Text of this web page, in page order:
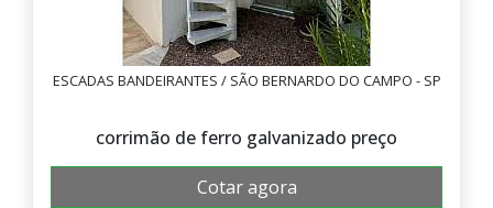
ESCADAS BANDEIRANTES / SÃO BERNARDO DO CAMPO - SP
corrimão de ferro galvanizado preço
Cotar agora